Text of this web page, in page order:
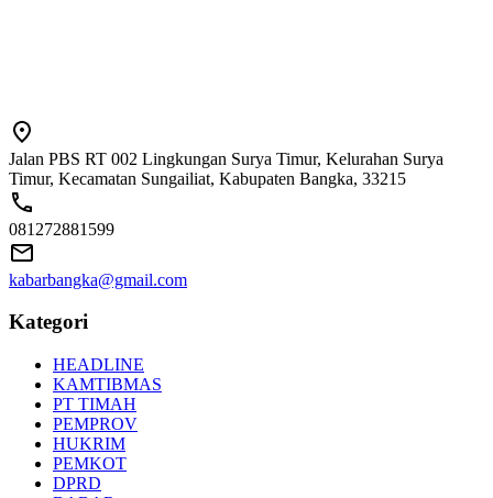
Jalan PBS RT 002 Lingkungan Surya Timur, Kelurahan Surya
Timur, Kecamatan Sungailiat, Kabupaten Bangka, 33215
081272881599
kabarbangka@gmail.com
Kategori
HEADLINE
KAMTIBMAS
PT TIMAH
PEMPROV
HUKRIM
PEMKOT
DPRD